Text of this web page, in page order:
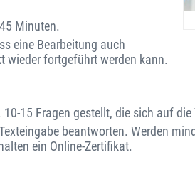
Minuten.
eine Bearbeitung auch
wieder fortgeführt werden kann.
15 Fragen gestellt, die sich auf
beantworten. Werden
ein Online-Zertifikat.